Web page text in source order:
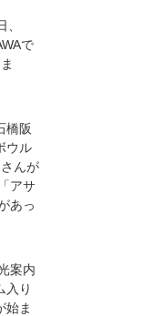
で
橋阪
ウル
んが
アサ
あっ
案内
入り
始ま